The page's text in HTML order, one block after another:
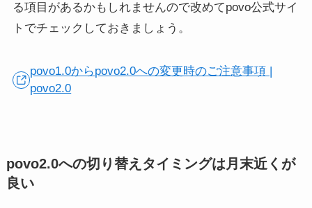
る項目があるかもしれませんので改めてpovo公式サイ
トでチェックしておきましょう。
povo1.0からpovo2.0への変更時のご注意事項 |
povo2.0
povo2.0への切り替えタイミングは月末近くが
良い